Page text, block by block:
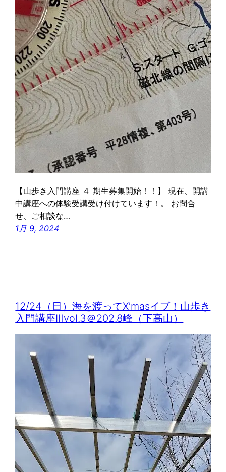
【山歩き入門講座 ４ 期生募集開始！！】 現在、開講
中講座への体験受講受け付けています！。 お問合
せ、ご相談な…
1月 9, 2024
12/24（日）海を渡ってX’masイブ！山歩き
入門講座Ⅲvol.3＠202.8峰（下高山）